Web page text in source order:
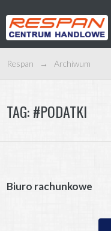
Respan → Archiwum
TAG:#PODATKI
Biuro rachunkowe